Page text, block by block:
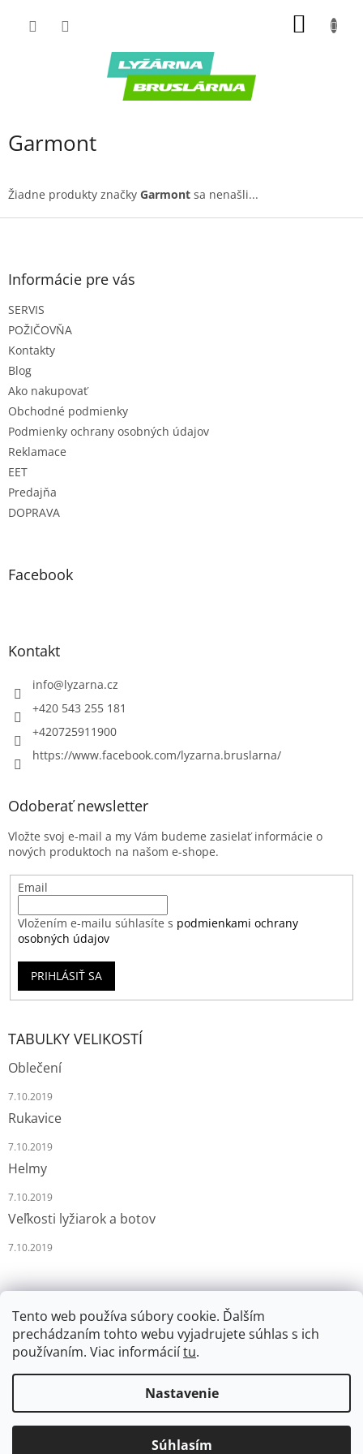
Tento web používa súbory cookie. Ďalším
prechádzaním tohto webu vyjadrujete súhlas s ich
používaním. Viac informáciítu.
Nastavenie
Súhlasím
Garmont
Žiadne produkty značky Garmont sa nenašli...
Z
Informácie pre vás
SERVIS
POŽIČOVŇA
Kontakty
Blog
Ako nakupovať
Obchodné podmienky
Podmienky ochrany osobných údajov
Reklamace
EET
Predajňa
DOPRAVA
Facebook
Kontakt
info@lyzarna.cz
+420 543 255 181
+420725911900
https://www.facebook.com/lyzarna.bruslarna/
Odoberať newsletter
Vložte svoj e-mail a my Vám budeme zasielať informácie o
nových produktoch na našom e-shope.
Email
Vložením e-mailu súhlasíte s podmienkami ochrany
osobných údajov
PRIHLÁSIŤ SA
TABULKY VELIKOSTÍ
Oblečení
7.10.2019
Rukavice
7.10.2019
Helmy
7.10.2019
Veľkosti lyžiarok a botov
7.10.2019
Copyright 2026LYŽÁRNA-BRUSLÁRNA. Všetky práva
vyhradené.